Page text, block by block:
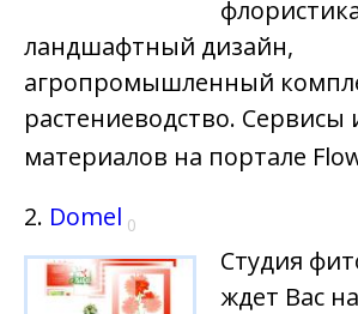
ландшафтный дизайн,
агропромышленный
растениеводство. Сервисы
материалов на портале
2. Domel 0
Студия
ждет Вас